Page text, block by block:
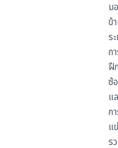
ม
ข้
ร
ก
ฝึ
ซ้
แ
ก
แ
ร